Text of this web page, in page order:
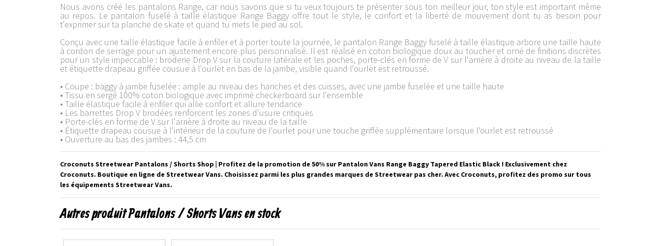
Nous avons créé les pantalons Range, car nous savons que si tu veux toujours te présenter sous ton meilleur jour, ton style est important même
au repos. Le pantalon fuselé à taille élastique Range Baggy offre tout le style, le confort et la liberté de mouvement dont tu as besoin pour
t'exprimer sur ta planche de skate et quand tu mets le pied au sol.
Conçu avec une taille élastique facile à enfiler et à porter toute la journée, le pantalon Range Baggy fuselé à taille élastique arbore une taille haute
à cordon de serrage pour un ajustement encore plus personnalisé. Il est réalisé en coton biologique doux au toucher et orné de finitions discrètes
pour un style impeccable : broderie Drop V sur la couture latérale et les poches, porte-clés en forme de V sur l'arrière à droite au niveau de la taille
et étiquette drapeau griffée cousue à l'ourlet en bas de la jambe, visible quand l'ourlet est retroussé.
• Coupe : baggy à jambe fuselée : ample au niveau des hanches et des cuisses, avec une jambe fuselée et une taille haute
• Tissu en sergé 100% coton biologique avec imprimé checkerboard sur l'ensemble
• Taille élastique facile à enfiler qui allie confort et allure tendance
• Les barrettes Drop V brodées renforcent les zones d'usure critiques
• Porte-clés en forme de V sur l'arrière à droite au niveau de la taille
• Étiquette drapeau cousue à l'intérieur de la couture de l'ourlet pour une touche griffée supplémentaire lorsque l'ourlet est retroussé
• Ouverture au bas des jambes : 44,5 cm
Croconuts Streetwear Pantalons / Shorts Shop | Profitez de la promotion de 50% sur Pantalon Vans Range Baggy Tapered Elastic Black ! Exclusivement chez
Croconuts. Boutique en ligne de Streetwear Vans. Choisissez parmi les plus grandes marques de Streetwear pas cher. Avec Croconuts, profitez des promo sur tous
les équipements Streetwear Vans.
Autres produit Pantalons / Shorts Vans en stock